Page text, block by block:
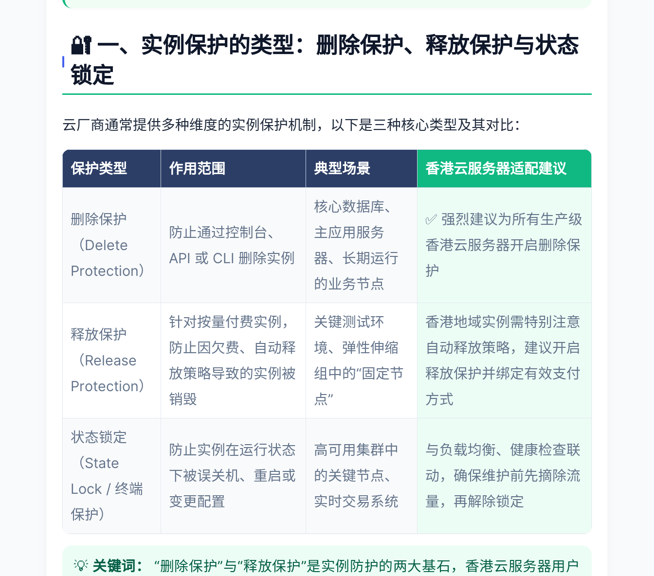
🔐 一、实例保护的类型：删除保护、释放保护与状态
锁定
云厂商通常提供多种维度的实例保护机制，以下是三种核心类型及其对比：
保护类型 作用范围 典型场景 香港云服务器适配建议
删除保护
（Delete
Protection）
防止通过控制台、
API 或 CLI 删除实例
核心数据库、
主应用服务
器、长期运行
的业务节点
✅ 强烈建议为所有生产级
香港云服务器开启删除保
护
释放保护
（Release
Protection）
针对按量付费实例，
防止因欠费、自动释
放策略导致的实例被
销毁
关键测试环
境、弹性伸缩
组中的“固定节
点”
香港地域实例需特别注意
自动释放策略，建议开启
释放保护并绑定有效支付
方式
状态锁定
（State
Lock / 终端
保护）
防止实例在运行状态
下被误关机、重启或
变更配置
高可用集群中
的关键节点、
实时交易系统
与负载均衡、健康检查联
动，确保维护前先摘除流
量，再解除锁定
💡 关键词：
“删除保护”与“释放保护”是实例防护的两大基石，香港云服务器用户